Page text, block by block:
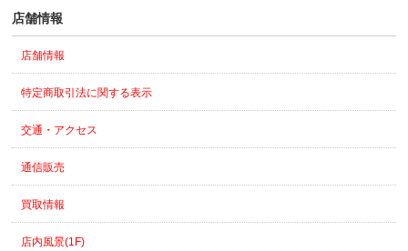
店舗情報
店舗情報
特定商取引法に関する表示
交通・アクセス
通信販売
買取情報
店内風景(1F)